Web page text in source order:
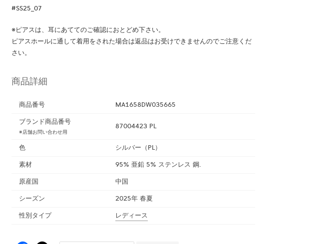
#SS25_07
※ピアスは、耳にあててのご確認におとどめ下さい。
ピアスホールに通して着用をされた場合は返品はお受けできませんのでご注意くだ
さい。
商品詳細
商品番号
MA1658DW035665
ブランド商品番号
※店舗お問い合わせ用
87004423 PL
色
シルバー（PL）
素材
95% 亜鉛 5% ステンレス 鋼.
原産国
中国
シーズン
2025年 春夏
性別タイプ
レディース